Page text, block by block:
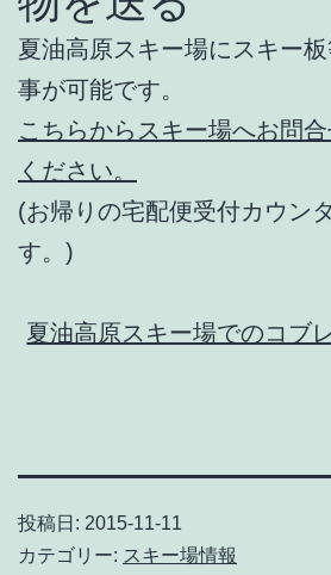
夏油高原スキー場にスキー
事が可能です。
こちらからスキー場へお問
ください。
(お帰りの宅配便受付カウン
す。)
夏油高原スキー場でのコブ
投稿日: 2015-11-11
カテゴリー: スキー場情報